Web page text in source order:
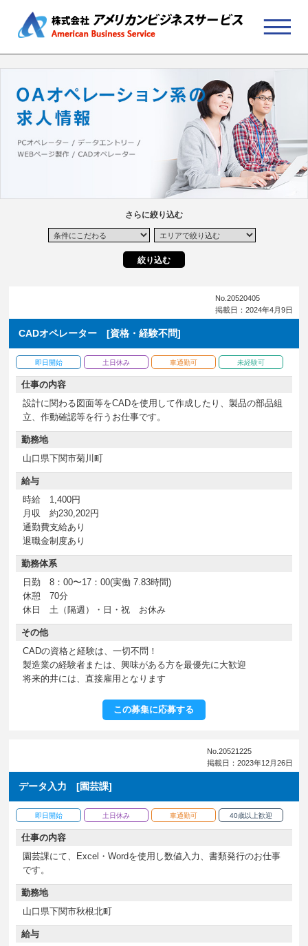
さらに絞り込む
No.20520405
掲載日：2024年4月9日
CADオペレーター [資格・経験不問]
即日開始 土日休み 車通勤可 未経験可
仕事の内容
設計に関わる図面等をCADを使用して作成したり、製品の部品組
立、作動確認等を行うお仕事です。
勤務地
山口県下関市菊川町
給与
時給 1,400円
月収 約230,202円
通勤費支給あり
退職金制度あり
勤務体系
日勤 8：00〜17：00(実働 7.83時間)
休憩 70分
休日 土（隔週）・日・祝 お休み
その他
CADの資格と経験は、一切不問！
製造業の経験者または、興味がある方を最優先に大歓迎
将来的井には、直接雇用となります
この募集に応募する
No.20521225
掲載日：2023年12月26日
データ入力 [園芸課]
即日開始 土日休み 車通勤可 40歳以上歓迎
仕事の内容
園芸課にて、Excel・Wordを使用し数値入力、書類発行のお仕事
です。
勤務地
山口県下関市秋根北町
給与